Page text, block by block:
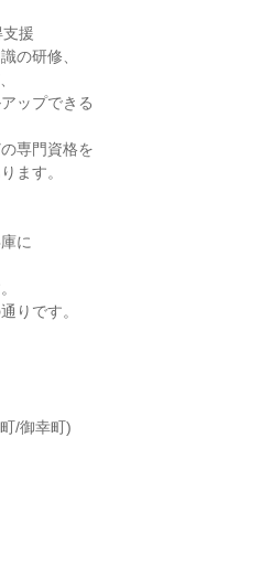
援
の研修、
ップできる
専門資格を
ます。
に
りです。
/御幸町)